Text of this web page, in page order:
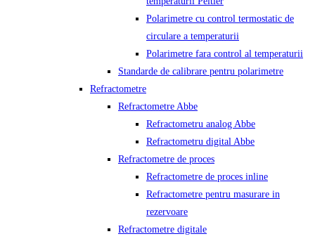
Polarimetre cu control termostatic de
circulare a temperaturii
Polarimetre fara control al temperaturii
Standarde de calibrare pentru polarimetre
Refractometre
Refractometre Abbe
Refractometru analog Abbe
Refractometru digital Abbe
Refractometre de proces
Refractometre de proces inline
Refractometre pentru masurare in
rezervoare
Refractometre digitale